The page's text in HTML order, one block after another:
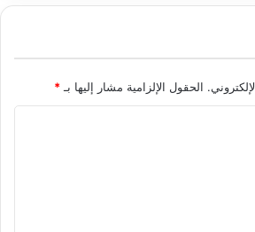
الحقول الإلزامية مشار إليها بـ*